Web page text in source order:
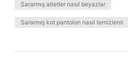
Sararmış atletler nasıl beyazlar
Sararmış kot pantolon nasıl temizlenir